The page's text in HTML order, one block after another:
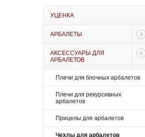
УЦЕНКА
АРБАЛЕТЫ
АКСЕССУАРЫ ДЛЯ
АРБАЛЕТОВ
Плечи для блочных арбалетов
Плечи для рекурсивных
арбалетов
Прицелы для арбалетов
Чехлы для арбалетов